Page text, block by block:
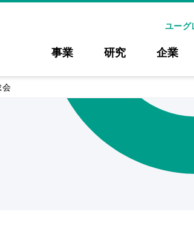
ユーグ
事業 研究 企業
会